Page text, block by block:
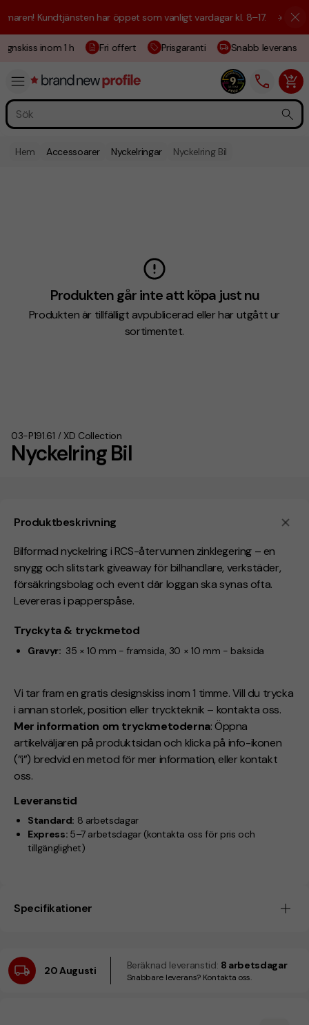
Kundtjänsten har öppet som vanligt vardagar kl. 8–17. ☀️ Vi är
inom 1 h Fri offert Prisgaranti Snabb leverans
Hem Accessoarer Nyckelringar Nyckelring Bil
Nyckelring Bil
03-P191.61 / XD Collection
Produkten går inte att köpa just nu
Produkten är tillfälligt avpublicerad eller har utgått ur
sortimentet.
Produktbeskrivning
Bilformad nyckelring iRCS-återvunnen zinklegering – en
snygg och slitstark giveaway för bilhandlare, verkstäder,
försäkringsbolag och event där loggan ska synas ofta.
Levereras ipapperspåse.
Tryckyta & tryckmetod
Gravyr: 35 × 10 mm - framsida, 30 × 10 mm - baksida
Vi tar fram en gratis designskiss inom 1 timme. Vill du trycka
i annan storlek, position eller tryckteknik – kontakta oss.
Mer information om tryckmetoderna: Öppna
artikelväljaren på produktsidan och klicka på info-ikonen
(”i”) bredvid en metod för mer information, eller kontakt
oss.
Leveranstid
Standard: 8 arbetsdagar
Express: 5–7 arbetsdagar(kontakta oss för pris och
tillgänglighet)
Specifikationer
20 Augusti Beräknad leveranstid: 8 arbetsdagar
Snabbare leverans? Kontakta oss.